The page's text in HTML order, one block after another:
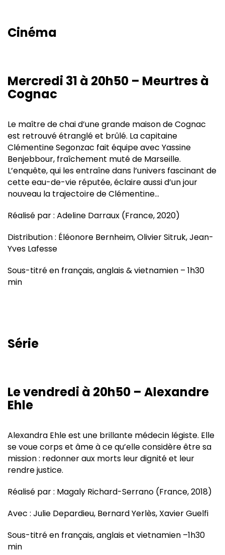
Cinéma
Mercredi 31 à 20h50 – Meurtres à
Cognac
Le maître de chai d’une grande maison de Cognac
est retrouvé étranglé et brûlé. La capitaine
Clémentine Segonzac fait équipe avec Yassine
Benjebbour, fraîchement muté de Marseille.
L’enquête, qui les entraîne dans l’univers fascinant de
cette eau-de-vie réputée, éclaire aussi d’un jour
nouveau la trajectoire de Clémentine…
Réalisé par : Adeline Darraux (France, 2020)
Distribution : Éléonore Bernheim, Olivier Sitruk, Jean-
Yves Lafesse
Sous-titré en français, anglais & vietnamien – 1h30
min
Série
Le vendredi à 20h50 – Alexandre
Ehle
Alexandra Ehle est une brillante médecin légiste. Elle
se voue corps et âme à ce qu’elle considère être sa
mission : redonner aux morts leur dignité et leur
rendre justice.
Réalisé par : Magaly Richard-Serrano (France, 2018)
Avec : Julie Depardieu, Bernard Yerlès, Xavier Guelfi
Sous-titré en français, anglais et vietnamien –1h30
min